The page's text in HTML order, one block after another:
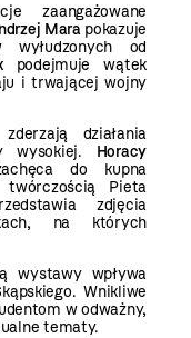
zaangażowane
Mara pokazuje
wyłudzonych od
podejmuje wątek
i trwającej wojny
działania
wysokiej. Horacy
do kupna
Pieta
zdjęcia
na których
wystawy wpływa
Wnikliwe
w odważny,
tematy.